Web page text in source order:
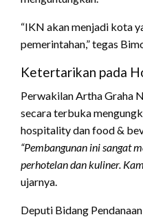
“IKN akan menjadi kota
pemerintahan,” tegas
Ketertarikan pada
Perwakilan Artha Graha
secara terbuka
hospitality dan food &
“Pembangunan ini sangat
perhotelan dan kuliner.
ujarnya.
Deputi Bidang